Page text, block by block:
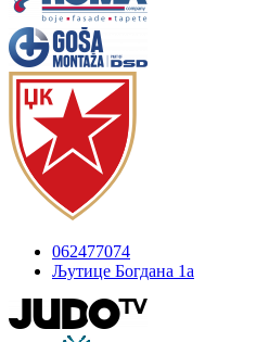
062477074
Љутице Богдана 1а